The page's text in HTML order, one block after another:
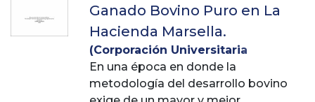
Ganado Bovino Puro en La
Hacienda Marsella.
(Corporación Universitaria
Lasallista,2020)Álzate Soto, Juan
Manuel;Arenas Sánchez, Fredy
En una época en donde la
metodología del desarrollo bovino